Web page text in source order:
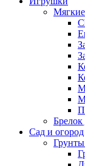
Брелок
Сад и огород